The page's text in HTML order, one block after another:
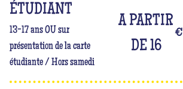
ÉTUDIANT
13-17 ans OU sur
présentation de la carte
étudiante / Hors samedi
A PARTIR
DE 16
€